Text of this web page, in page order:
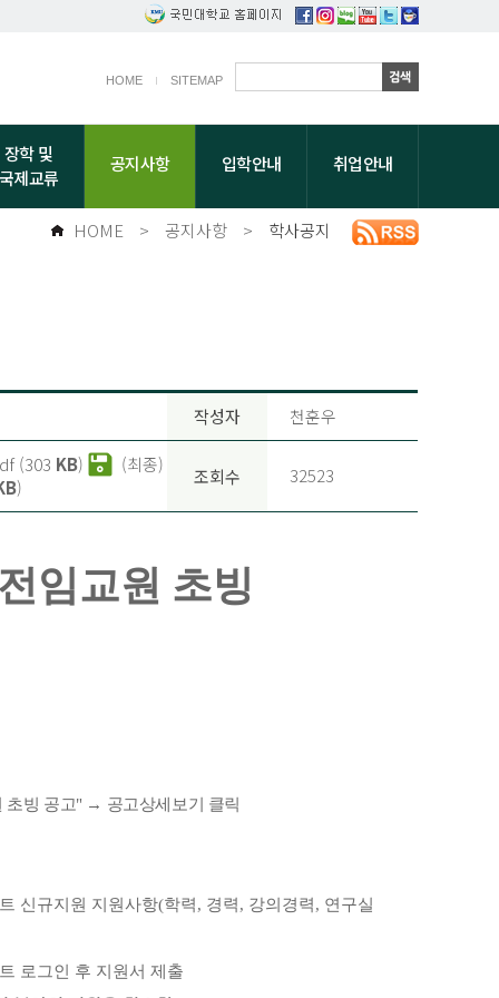
HOME SITEMAP
장학 및
국제교류
공지사항 입학안내 취업안내
HOME > 공지사항 > 학사공지
작성자 천훈우
(303 KB)
(최종)
) 조회수 32523
임교원 초빙
초빙 공고" → 공고상세보기 클릭
신규지원 지원사항(학력, 경력, 강의경력, 연구실
로그인 후 지원서 제출